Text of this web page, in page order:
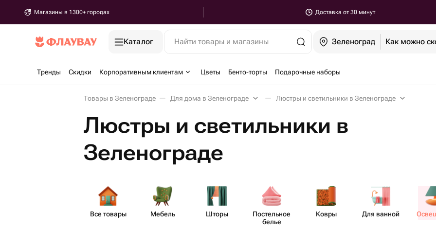
Магазины в 1300+ городах Доставка от 30 минут
Каталог Найти товары и магазины Зеленоград Как можно
Тренды Скидки Корпоративным клиентам Цветы Бенто-торты Подарочные наборы
Товары в Зеленограде Для дома в Зеленограде Люстры и светильники в Зеленограде
Люстры и светильники в
Зеленограде
Все товары Мебель Шторы
Пост​ельное
белье
Ковры Для ванной